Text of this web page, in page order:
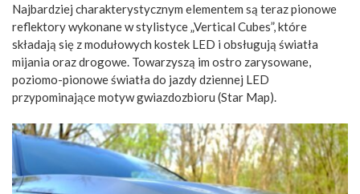
Najbardziej charakterystycznym elementem są teraz pionowe
reflektory wykonane w stylistyce „Vertical Cubes”, które
składają się z modułowych kostek LED i obsługują światła
mijania oraz drogowe. Towarzyszą im ostro zarysowane,
poziomo-pionowe światła do jazdy dziennej LED
przypominające motyw gwiazdozbioru (Star Map).